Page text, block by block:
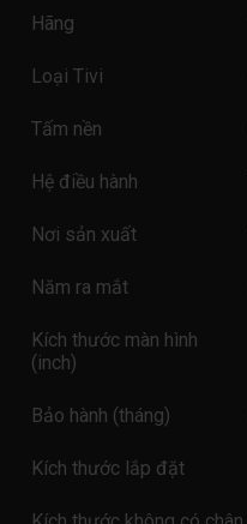
Hãng
Loại Tivi
Tấm nền
Hệ điều hành
Nơi sản xuất
Năm ra mắt
Kích thước màn hình
(inch)
Bảo hành (tháng)
Kích thước lắp đặt